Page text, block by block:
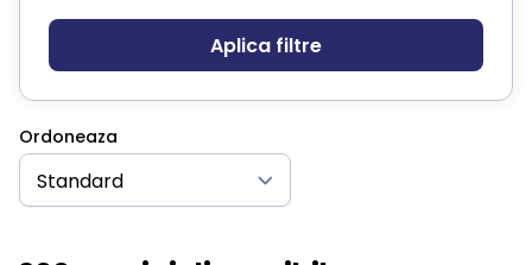
Aplica filtre
Ordoneaza